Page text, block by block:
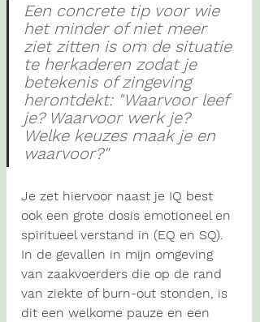
Een concrete tip voor wie
het minder of niet meer
ziet zitten is om de situatie
te herkaderen zodat je
betekenis of zingeving
herontdekt: "Waarvoor leef
je? Waarvoor werk je?
Welke keuzes maak je en
waarvoor?"
Je zet hiervoor naast je IQ best
ook een grote dosis emotioneel en
spiritueel verstand in (EQ en SQ).
In de gevallen in mijn omgeving
van zaakvoerders die op de rand
van ziekte of burn-out stonden, is
dit een welkome pauze en een